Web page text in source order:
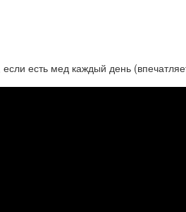
если есть мед каждый день